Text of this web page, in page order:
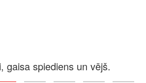
gaisa spiediens un vējš.